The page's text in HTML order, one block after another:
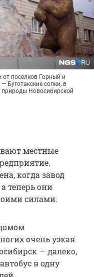
от поселков Горный и
Буготакские сопки, в
природы Новосибирской
местные
когда завод
теперь они
силами.
очень узкая
— далеко,
в одну